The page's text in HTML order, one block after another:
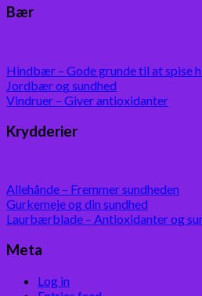
Bær
Hindbær – Gode grunde til at spise
Jordbær og sundhed
Vindruer – Giver antioxidanter
Krydderier
Allehånde – Fremmer sundheden
Gurkemeje og din sundhed
Laurbærblade – Antioxidanter og
Meta
Log in